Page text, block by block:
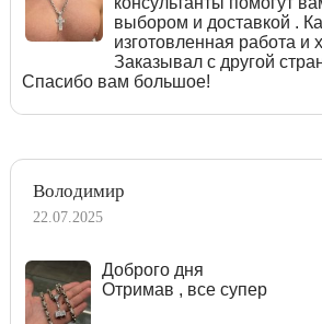
выбором и доставкой .
изготовленная работа
Заказывал с другой
Спасибо вам большое!
Володимир
22.07.2025
Доброго дня
Отримав , все супер